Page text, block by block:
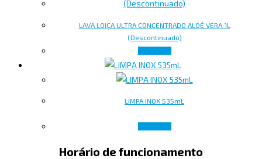
LAVA LOIÇA ULTRA CONCENTRADO ALOÉ VERA 1L
(Descontinuado)
LIMPA INOX 535mL
Horário de funcionamento